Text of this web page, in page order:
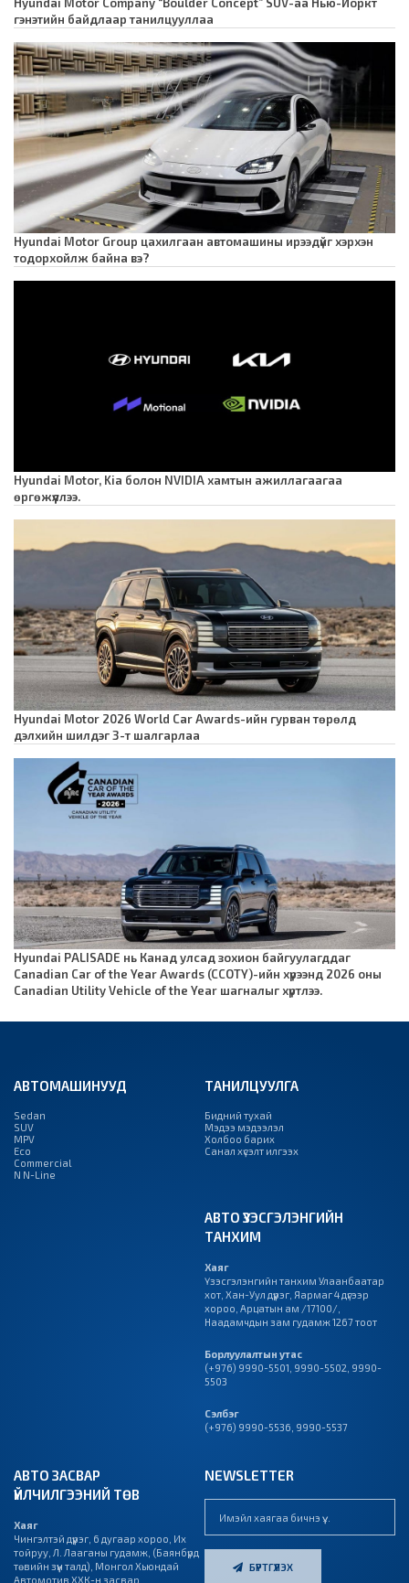
Hyundai Motor Company “Boulder Concept” SUV-аа Нью-Йоркт
гэнэтийн байдлаар танилцууллаа
Hyundai Motor Group цахилгаан автомашины ирээдүйг хэрхэн
тодорхойлж байна вэ?
Hyundai Motor, Kia болон NVIDIA хамтын ажиллагаагаа
өргөжүүллээ.
Hyundai Motor 2026 World Car Awards-ийн гурван төрөлд
дэлхийн шилдэг 3-т шалгарлаа
Hyundai PALISADE нь Канад улсад зохион байгуулагддаг
Canadian Car of the Year Awards (CCOTY)-ийн хүрээнд 2026 оны
Canadian Utility Vehicle of the Year шагналыг хүртлээ.
ТАНИЛЦУУЛГА
Бидний тухай
Мэдээ мэдээлэл
Холбоо барих
Санал хүсэлт илгээх
АВТОМАШИНУУД
Sedan
SUV
MPV
Eco
Commercial
N N-Line
АВТО ҮЗЭСГЭЛЭНГИЙН
ТАНХИМ
Хаяг
Үзэсгэлэнгийн танхим Улаанбаатар
хот, Хан-Уул дүүрэг, Яармаг 4 дүгээр
хороо, Арцатын ам /17100/,
Наадамчдын зам гудамж 1267 тоот
Борлуулалтын утас
(+976) 9990-5501 9990-5502 9990-
5503
Сэлбэг
(+976) 9990-5536 9990-5537
АВТО ЗАСВАР
ҮЙЛЧИЛГЭЭНИЙ ТӨВ
Хаяг
Чингэлтэй дүүрэг, 6 дугаар хороо, Их
тойруу, Л. Лааганы гудамж, (Баянбүрд
төвийн зүүн талд), Монгол Хьюндай
Автомотив ХХК-н засвар
NEWSLETTER
БҮРТГҮҮЛЭХ